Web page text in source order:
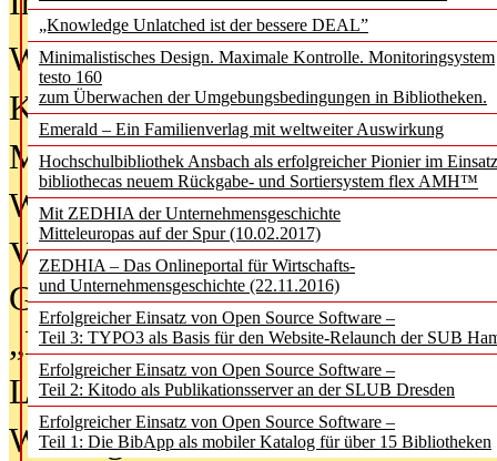
„Knowledge Unlatched ist der bessere DEAL”
Minimalistisches Design. Maximale Kontrolle. Monitoringsystem
testo 160
zum Überwachen der Umgebungsbedingungen in Bibliotheken.
Emerald – Ein Familienverlag mit weltweiter Auswirkung
Hochschulbibliothek Ansbach als erfolgreicher Pionier im
bibliothecas neuem Rückgabe- und Sortiersystem flex AMH™
Mit ZEDHIA der Unternehmensgeschichte
Mitteleuropas auf der Spur (10.02.2017)
ZEDHIA – Das Onlineportal für Wirtschafts-
und Unternehmensgeschichte (22.11.2016)
Erfolgreicher Einsatz von Open Source Software –
Teil 3: TYPO3 als Basis für den Website-Relaunch der SUB
Erfolgreicher Einsatz von Open Source Software –
Teil 2: Kitodo als Publikationsserver an der SLUB Dresden
Erfolgreicher Einsatz von Open Source Software –
Teil 1: Die BibApp als mobiler Katalog für über 15 Bibliotheken
Was Hochschul­bibliotheken von
Kinder in der digitalen Welt
Metadaten als Infrastruktur
Wenn Bots katalogisieren
Von Abschlusskleidern bis
Geisterjagd-Ausrüstung in der
„Library of Things“ unterwegs
Lesen als Infrastrukturaufgabe
Wie Jugendliche Social Media